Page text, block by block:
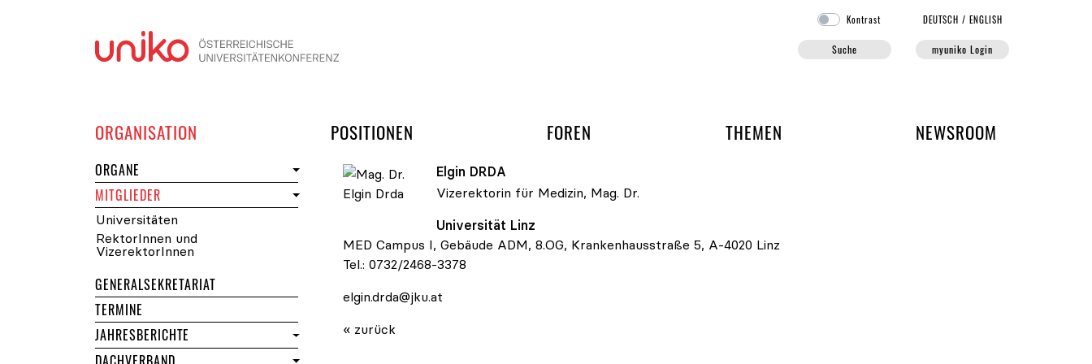
Kontrast DEUTSCH /ENGLISH
Suche myuniko Login
ORGANISATION POSITIONEN FOREN UND ARBEITSGRUPPEN DER UNIKO
THEMEN NEWSROOM
ORGANE
MITGLIEDERDER UNIKO
Universitäten
RektorInnen und
VizerektorInnen
GENERALSEKRETARIAT
TERMINE
JAHRESBERICHTE
Elgin DRDA
Vizerektorin für Medizin, Mag. Dr.
Universität Linz
MED Campus I, Gebäude ADM, 8.OG, Krankenhausstraße 5, A-4020 Linz
Tel.: 0732/2468-3378
elgin.drda@jku.at
« zurück